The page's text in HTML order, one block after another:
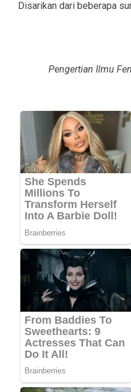
Disarikan dari beberapa
Pengertian Ilmu